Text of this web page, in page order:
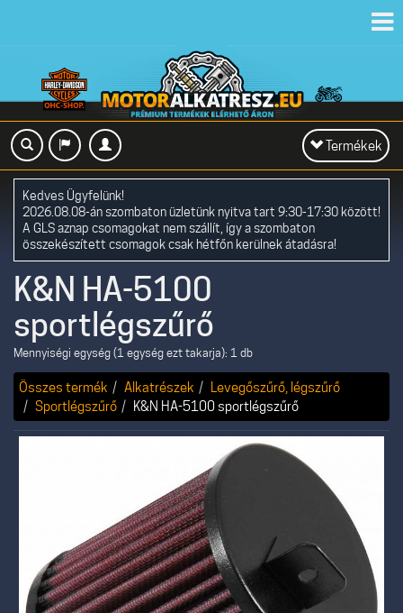
Toggle
navigation
Termékek
Kedves Ügyfelünk!
2026.08.08-án szombaton üzletünk nyitva tart 9:30-17:30 között!
A GLS aznap csomagokat nem szállít, így a szombaton
összekészített csomagok csak hétfőn kerülnek átadásra!
K&N HA-5100
sportlégszűrő
Mennyiségi egység (1 egység ezt takarja): 1 db
Összes termék Alkatrészek
Levegőszűrő, légszűrő
Sportlégszűrő
K&N HA-5100 sportlégszűrő